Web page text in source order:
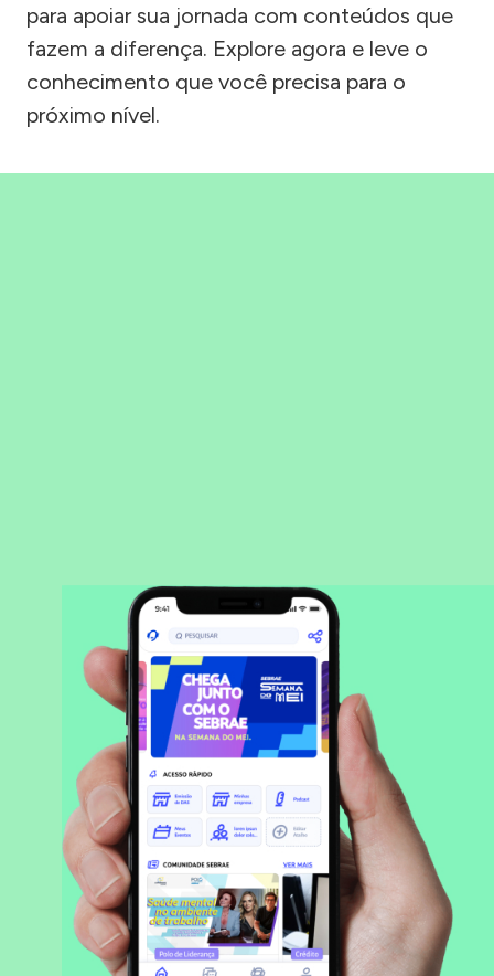
para apoiar sua jornada com conteúdos que
fazem a diferença. Explore agora e leve o
conhecimento que você precisa para o
próximo nível.